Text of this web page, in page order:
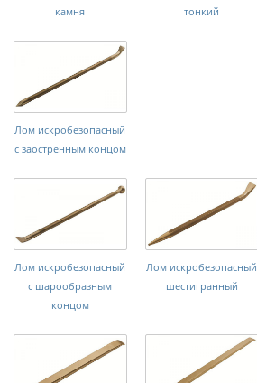
камня
тонкий
Лом искробезопасный
с заостренным концом
Лом искробезопасный
с шарообразным
концом
Лом искробезопасный
шестигранный